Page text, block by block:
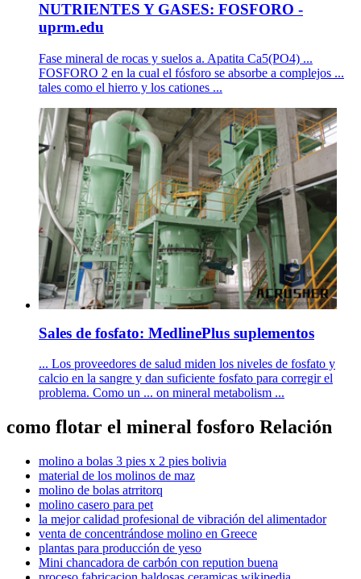
NUTRIENTES Y GASES: FOSFORO -
uprm.edu
Fase mineral de rocas y suelos a. Apatita Ca5(PO4) ...
FOSFORO 2 en la cual el fósforo se absorbe a complejos ...
tales como el hierro y los cationes ...
Sales de fosfato: MedlinePlus suplementos
... Los proveedores de salud miden los niveles de fosfato y
calcio en la sangre y dan suficiente fosfato para corregir el
problema. Como un ... on mineral metabolism ...
como flotar el mineral fosforo Relación
molino a bolas 3 pies x 2 pies bolivia
material de los molinos de maz
molino de bolas atrritorq
molino casero para pet
la mejor calidad profesional de vibración del alimentador
venta de concentrándose molino en Greece
plantas para producción de yeso
Mini chancadora de carbón con repution buena